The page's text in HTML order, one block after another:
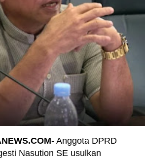
- Anggota DPRD
Nasution SE usulkan